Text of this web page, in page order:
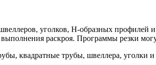
уголков, Н-образных
раскроя. Программы резки
квадратные трубы, швеллера, уголки